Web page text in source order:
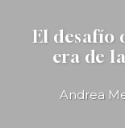
El desafío
era de
Andrea